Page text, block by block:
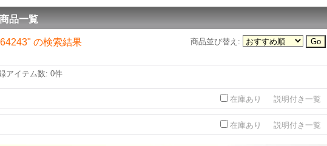
商品一覧
の検索結果 商品並び替え :
アイテム数: 0件
在庫あり 説明付き一覧
在庫あり 説明付き一覧